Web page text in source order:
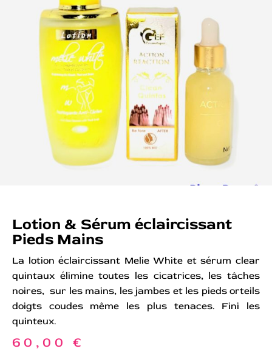
Lotion & Sérum éclaircissant
Pieds Mains
La lotion éclaircissant Melie White et sérum clear
quintaux élimine toutes les cicatrices, les tâches
noires, sur les mains, les jambes et les pieds orteils
doigts coudes même les plus tenaces. Fini les
quinteux.
60,00 €